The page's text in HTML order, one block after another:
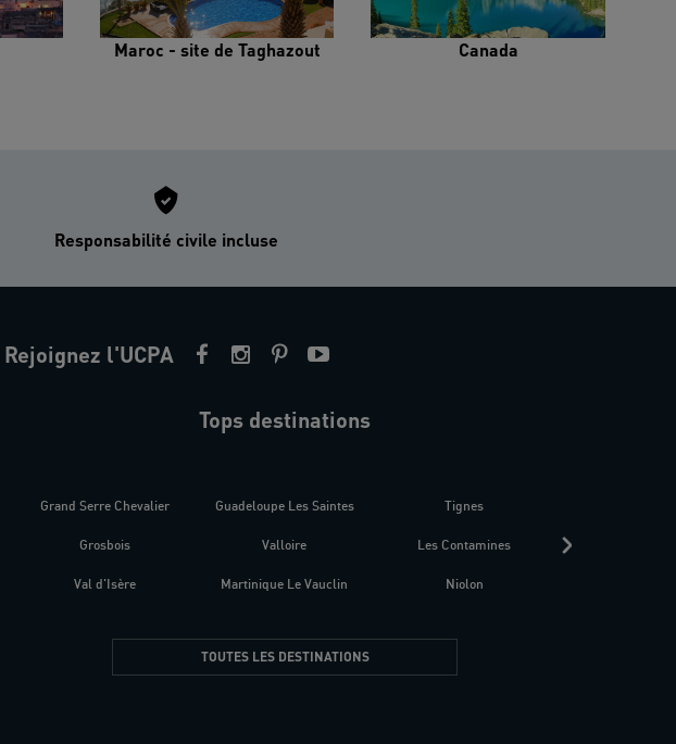
Maroc - site de Taghazout Canada
Responsabilité civile incluse
Rejoignez l'UCPA
Trek-Randonnée pédestre
Parapente
Plongée
Tops destinations
Grand Serre Chevalier
Grosbois
Val d'Isère
Guadeloupe Les Saintes
Valloire
Martinique Le Vauclin
Tignes
Les Contamines
Niolon
TOUTES LES DESTINATIONS